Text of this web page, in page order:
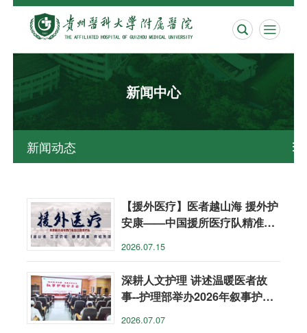
 
新闻中心
新闻动态 
【援外医疗】医者越山海 援外护
安康——中国援所医疗队精准救
2026.07.15
深耕人文护理 讲述温暖医者故
事--护理部举办2026年叙事护理
2026.07.07